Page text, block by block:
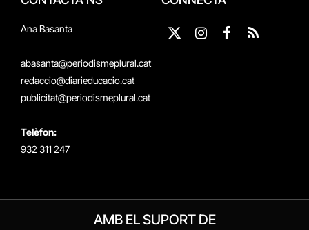
Ana Basanta
abasanta@periodismeplural.cat
redaccio@diarieducacio.cat
publicitat@periodismeplural.cat
Telèfon:
932 311 247
X
InstagramFacebook
RSS
AMB EL SUPORT DE